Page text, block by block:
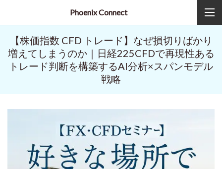
Phoenix Connect
【株価指数 CFD トレード】なぜ損切りばかり
増えてしまうのか｜日経225CFDで再現性ある
トレード判断を構築するAI分析×スパンモデル
戦略